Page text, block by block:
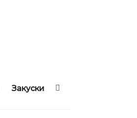
Закуски